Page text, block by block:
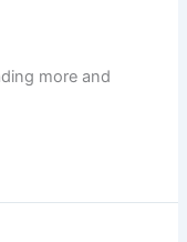
more and